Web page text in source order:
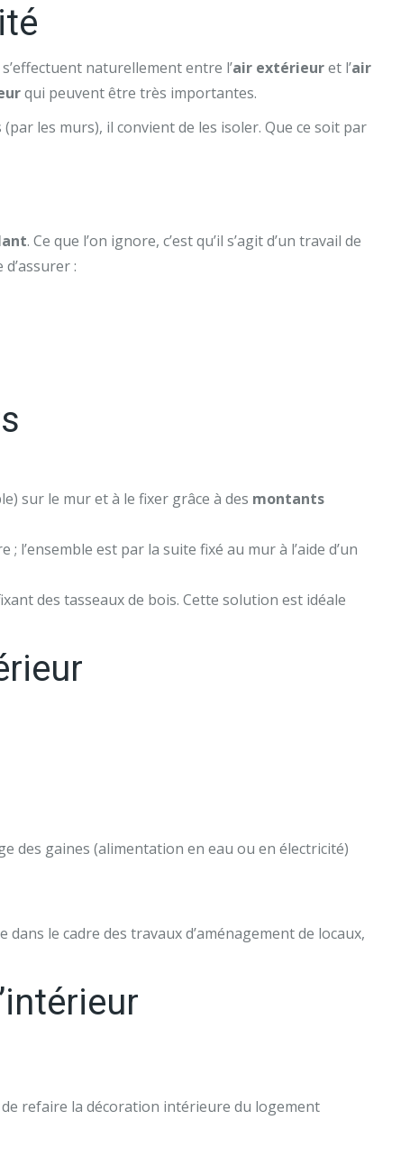
naturellement entre l’air extérieuret l’air
qui peuvent être très importantes.
les murs), il convient de les isoler. Que ce soit par
. Ce que l’on ignore, c’est qu’il s’agit d’un travail de
:
sur le mur et à le fixer grâce à des montants
est par la suite fixé au mur à l’aide d’un
des tasseaux de bois. Cette solution est idéale
des gaines (alimentation en eau ou en électricité)
le cadre des travaux d’aménagement de locaux,
refaire la décoration intérieure du logement